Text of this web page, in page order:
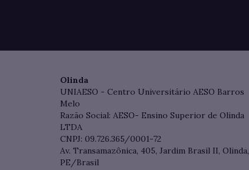
Olinda
UNIAESO - Centro Universitário AESO Barros
Melo
Razão Social: AESO- Ensino Superior de Olinda
LTDA
CNPJ: 09.726.365/0001-72
Av. Transamazônica, 405, Jardim Brasil II, Olinda,
PE/Brasil